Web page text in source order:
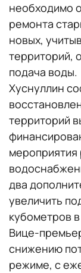
необходимо
ремонта
новых,
территорий,
подача воды.
Хуснуллин
территорий
мероприятия
два
увеличить
кубометров в
Вице-
снижению
режиме, с